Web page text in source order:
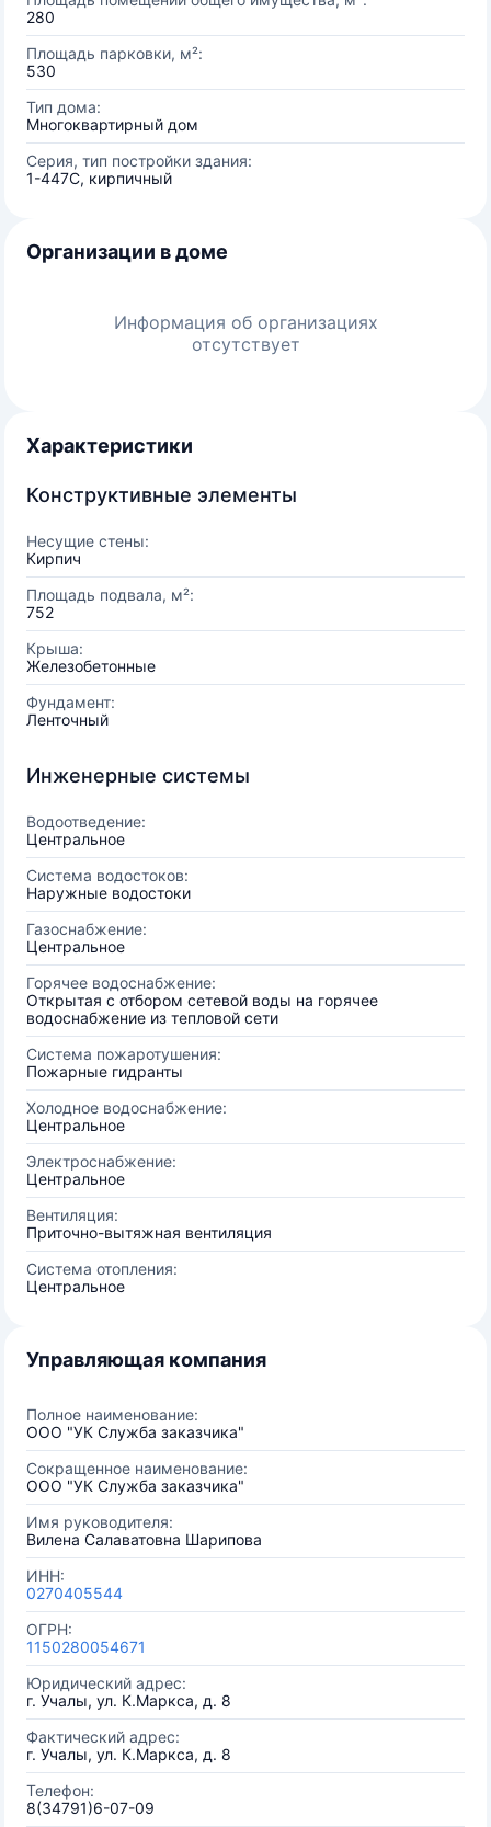
280
Площадь парковки, м²:
530
Тип дома:
Многоквартирный дом
Серия, тип постройки здания:
1-447С, кирпичный
Организации в доме
Информация об организациях
отсутствует
Характеристики
Конструктивные элементы
Несущие стены:
Кирпич
Площадь подвала, м²:
752
Крыша:
Железобетонные
Фундамент:
Ленточный
Инженерные системы
Водоотведение:
Центральное
Система водостоков:
Наружные водостоки
Газоснабжение:
Центральное
Горячее водоснабжение:
Открытая с отбором сетевой воды на горячее
водоснабжение из тепловой сети
Система пожаротушения:
Пожарные гидранты
Холодное водоснабжение:
Центральное
Электроснабжение:
Центральное
Вентиляция:
Приточно-вытяжная вентиляция
Система отопления:
Центральное
Управляющая компания
Полное наименование:
ООО "УК Служба заказчика"
Сокращенное наименование:
ООО "УК Служба заказчика"
Имя руководителя:
Вилена Салаватовна Шарипова
ИНН:
0270405544
ОГРН:
1150280054671
Юридический адрес:
г. Учалы, ул. К.Маркса, д. 8
Фактический адрес:
г. Учалы, ул. К.Маркса, д. 8
Телефон:
8(34791)6-07-09